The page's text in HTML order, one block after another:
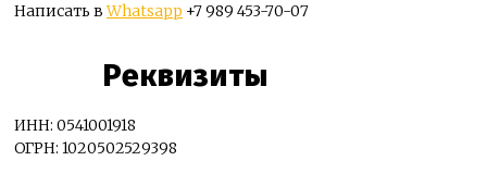
Написать вWhatsapp +7 989 453-70-07
Реквизиты
ИНН: 0541001918
ОГРН: 1020502529398